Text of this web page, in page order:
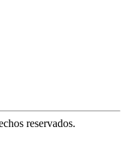
reservados.